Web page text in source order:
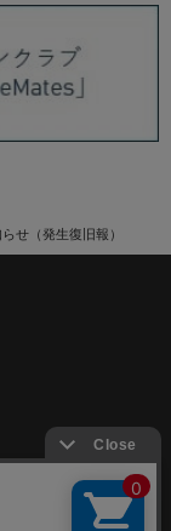
ボグッズが登場！
販売を実施！
PRODUCE
PRODUCE
名タオル』に関す
せ（発生復旧報）